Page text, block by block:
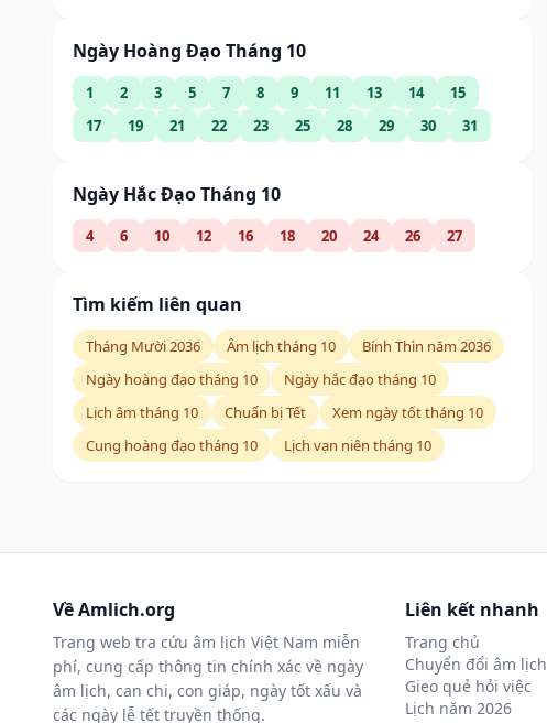
Ngày Hoàng Đạo Tháng 10
1 2 3 5 7 8 9 11 13 14
15
17
19 21 22 23 25 28 29 30 31
Ngày Hắc Đạo Tháng 10
4 6 10 12 16 18 20 24 26 27
Tìm kiếm liên quan
Tháng Mười 2036 Âm lịch tháng 10
Bính Thìn năm 2036
Ngày hoàng đạo tháng 10
Ngày hắc đạo tháng 10
Lịch âm tháng 10
Chuẩn bị Tết
Xem ngày tốt tháng 10
Cung hoàng đạo tháng 10
Lịch vạn niên tháng 10
Về Amlich.org
Trang web tra cứu âm lịch Việt Nam miễn
phí, cung cấp thông tin chính xác về ngày
âm lịch, can chi, con giáp, ngày tốt xấu và
các ngày lễ tết truyền thống.
Liên kết nhanh
Trang chủ
Chuyển đổi âm lịch
Gieo quẻ hỏi việc
Lịch năm 2026